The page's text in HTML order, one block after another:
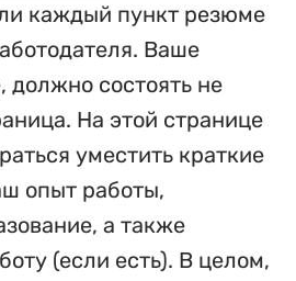
каждый пункт резюме
Ваше
должно состоять не
На этой странице
уместить краткие
опыт работы,
а также
(если есть). В целом,